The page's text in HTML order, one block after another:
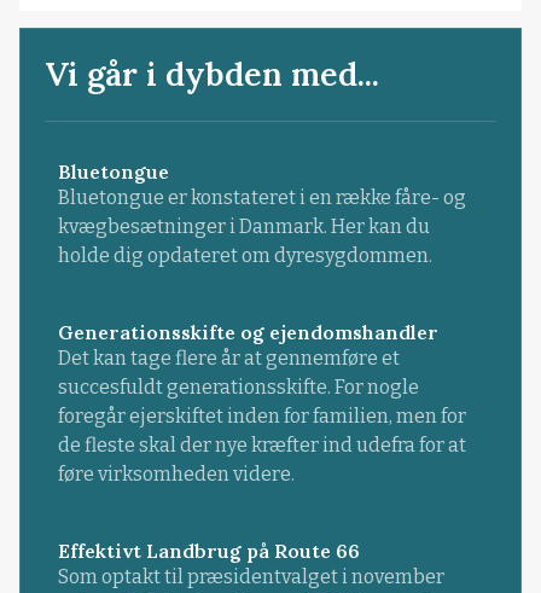
Vi går i dybden med...
Bluetongue
Bluetongue er konstateret i en række fåre- og
kvægbesætninger i Danmark. Her kan du
holde dig opdateret om dyresygdommen.
Generationsskifte og ejendomshandler
Det kan tage flere år at gennemføre et
succesfuldt generationsskifte. For nogle
foregår ejerskiftet inden for familien, men for
de fleste skal der nye kræfter ind udefra for at
føre virksomheden videre.
Effektivt Landbrug på Route 66
Som optakt til præsidentvalget i november